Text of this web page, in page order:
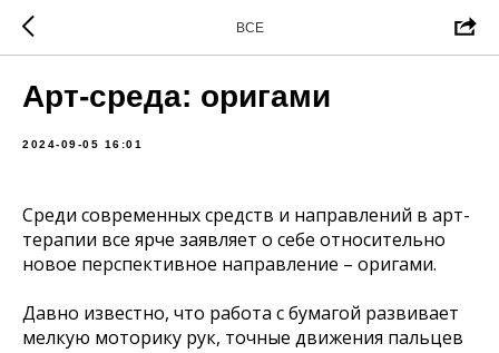
ВСЕ
Арт-среда: оригами
2024-09-05 16:01
Среди современных средств и направлений в арт-
терапии все ярче заявляет о себе относительно
новое перспективное направление – оригами.
Давно известно, что работа с бумагой развивает
мелкую моторику рук, точные движения пальцев